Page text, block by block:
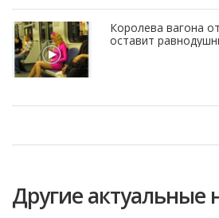
Королева вагона
оставит
Другие актуальные